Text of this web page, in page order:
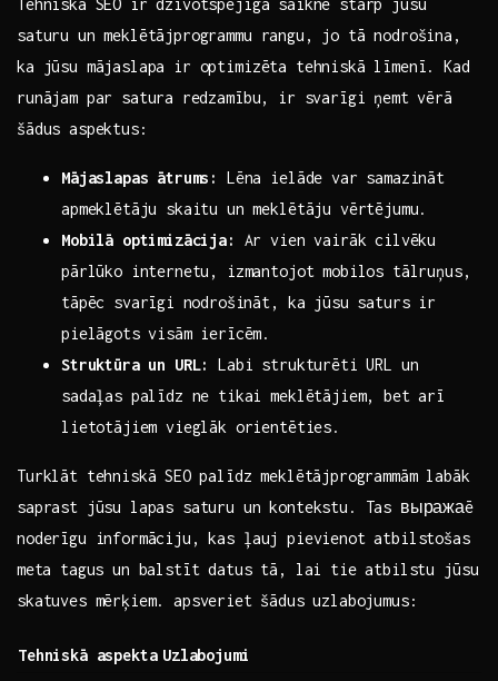
Tehniskā SEO ir dzīvotspējīga saikne starp jūsu⁢
saturu un meklētājprogrammu rangu, jo tā nodrošina,
ka jūsu mājaslapa ir optimizēta tehniskā līmenī. Kad
runājam ‍par satura ⁢redzamību, ‌ir‍ svarīgi ņemt vērā
šādus aspektus:
Mājaslapas ātrums:
Lēna ielāde var samazināt
apmeklētāju skaitu un meklētāju vērtējumu.
Mobilā optimizācija:
Ar vien vairāk cilvēku
pārlūko internetu, izmantojot mobilos tālruņus,
tāpēc svarīgi⁣ nodrošināt,‌ ka jūsu saturs ir
pielāgots visām ierīcēm.
Struktūra un URL:
Labi strukturēti URL un
sadaļas palīdz ne tikai meklētājiem, bet arī
lietotājiem vieglāk orientēties.
Turklāt tehniskā ‌SEO ⁢palīdz meklētājprogrammām labāk
saprast jūsu lapas saturu ‍un ‍kontekstu. Tas выражаē
noderīgu informāciju, kas ļauj pievienot atbilstošas
⁤meta tagus un balstīt datus tā, lai tie atbilstu ​jūsu
skatuves mērķiem. apsveriet⁣ šādus uzlabojumus:
Tehniskā aspekta Uzlabojumi